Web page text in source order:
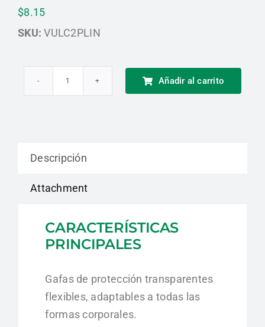
$8.15
SKU: VULC2PLIN
Delta
cantidad
Añadir al carrito
Descripción
Attachment
CARACTERÍSTICAS
PRINCIPALES
Gafas de protección transparentes
flexibles, adaptables a todas las
formas corporales.